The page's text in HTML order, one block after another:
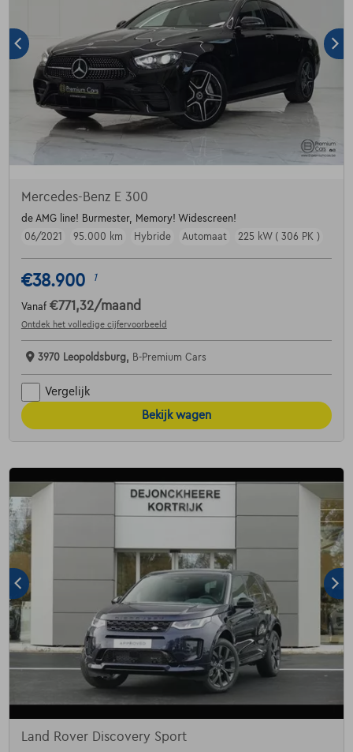
Mercedes-Benz E 300
de AMG line! Burmester, Memory! Widescreen!
06/2021
95.000 km Hybride Automaat 225 kW ( 306 PK )
€38.900 1
Vanaf €771,32/maand
Ontdek het volledige cijfervoorbeeld
3970 Leopoldsburg, B-Premium Cars
Vergelijk
Bekijk wagen
Land Rover Discovery Sport